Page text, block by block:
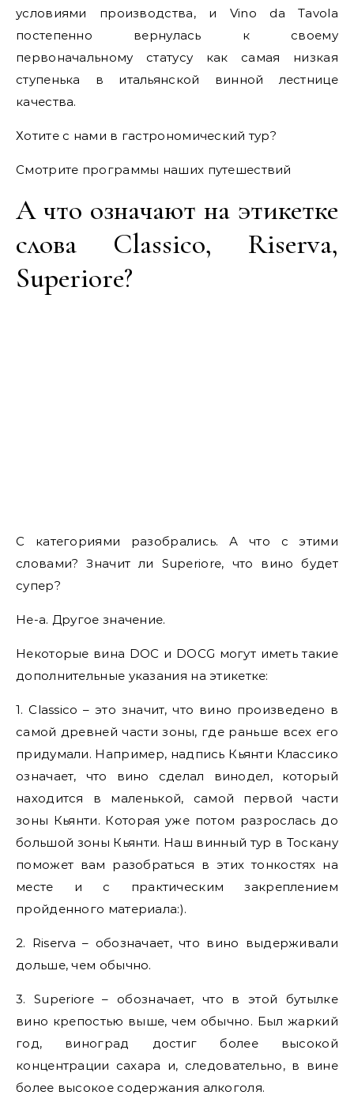
условиями производства, и Vino da Tavola
постепенно вернулась к своему
первоначальному статусу как самая низкая
ступенька в итальянской винной лестнице
качества.
Хотите с нами в гастрономический тур?
Смотрите программы наших путешествий
А что означают на этикетке
слова Classico, Riserva,
Superiore?
С категориями разобрались. А что с этими
словами? Значит ли Superiore, что вино будет
супер?
Не-а. Другое значение.
Некоторые вина DOC и DOCG могут иметь такие
дополнительные указания на этикетке:
1. Classico – это значит, что вино произведено в
самой древней части зоны, где раньше всех его
придумали. Например, надпись Кьянти Классико
означает, что вино сделал винодел, который
находится в маленькой, самой первой части
зоны Кьянти. Которая уже потом разрослась до
большой зоны Кьянти. Наш винный тур в Тоскану
поможет вам разобраться в этих тонкостях на
месте и с практическим закреплением
пройденного материала:).
2. Riserva – обозначает, что вино выдерживали
дольше, чем обычно.
3. Superiore – обозначает, что в этой бутылке
вино крепостью выше, чем обычно. Был жаркий
год, виноград достиг более высокой
концентрации сахара и, следовательно, в вине
более высокое содержания алкоголя.